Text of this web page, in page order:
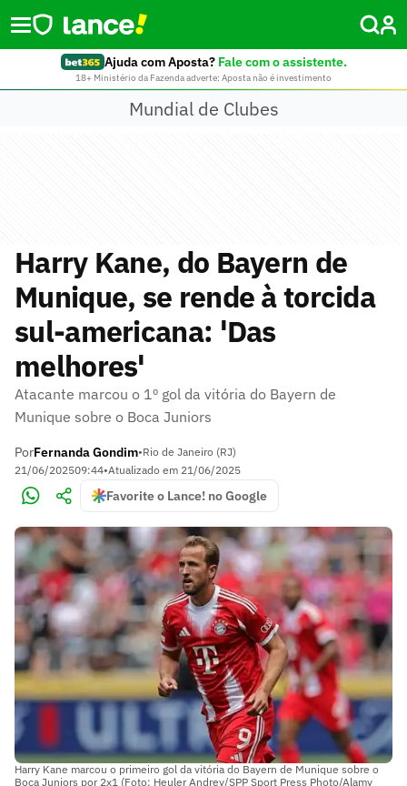
Ajuda com Aposta? Fale com o assistente.
18+ Ministério da Fazenda adverte: Aposta não é investimento
Mundial de Clubes
Harry Kane, do Bayern de
Munique, se rende à torcida
sul-americana: 'Das
melhores'
Atacante marcou o 1º gol da vitória do Bayern de
Munique sobre o Boca Juniors
PorFernanda Gondim•Rio de Janeiro (RJ)
21/06/202509:44•Atualizado em 21/06/2025
Favorite o Lance! no Google
Harry Kane marcou o primeiro gol da vitória do Bayern de Munique sobre o
Boca Juniors por 2x1 (Foto: Heuler Andrey/SPP Sport Press Photo/Alamy